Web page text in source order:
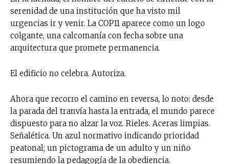
serenidad de una institución que ha visto mil
urgencias ir y venir. La COP11 aparece como un logo
colgante, una calcomanía con fecha sobre una
arquitectura que promete permanencia.
El edificio no celebra. Autoriza.
Ahora que recorro el camino en reversa, lo noto: desde
la parada del tranvía hasta la entrada, el mundo parece
dispuesto para no alzar la voz. Rieles. Aceras limpias.
Señalética. Un azul normativo indicando prioridad
peatonal; un pictograma de un adulto y un niño
resumiendo la pedagogía de la obediencia.